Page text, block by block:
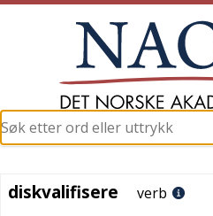
diskvalifisere
diskvalifisere verb